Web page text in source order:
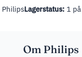
PhilipsLagerstatus: 1
Om Philips